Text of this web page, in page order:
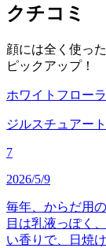
クチコミ
顔には全く使っ
ピックアップ！
ホワイトフロー
ジルスチュアート
7
2026/5/9
毎年、からだ用
目は乳液っぽく
い香りで、日焼